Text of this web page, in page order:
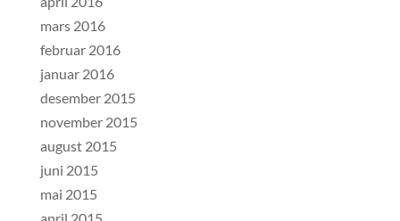
mars 2016
februar 2016
januar 2016
desember 2015
november 2015
august 2015
juni 2015
mai 2015